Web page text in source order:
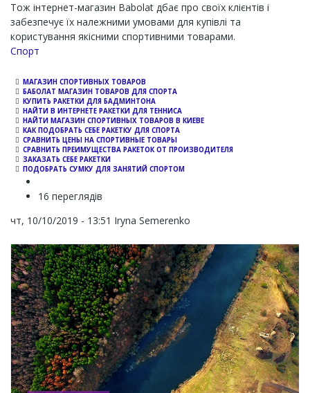
Тож інтернет-магазин Babolat дбає про своїх клієнтів і
забезпечує їх належними умовами для купівлі та
користування якісними спортивними товарами.
Channel
Спорт
МАГАЗИН СПОРТИВНЫХ ТОВАРОВ
БАБОЛАТ МАГАЗИН ТОВАРОВ ДЛЯ СПОРТА
КУПИТЬ РАКЕТКИ ДЛЯ БАДМИНТОНА
НАЙТИ В ИНТЕРНЕТЕ РАКЕТКИ ДЛЯ ТЕННИСА
НАЙТИ МАГАЗИН СПОРТИВНЫХ ТОВАРОВ В КИЕВЕ
КАК ПОДОБРАТЬ СЕБЕ РАКЕТКУ ДЛЯ СПОРТА
СРАВНИТЬ ЦЕНЫ НА СПОРТИВНЫЕ ТОВАРЫ
СРАВНИТЬ ПРЕИМУЩЕСТВА РАКЕТОК ОТ ПРОИЗВОДИТЕЛЯ
ЗАКАЗАТЬ СЕБЕ РАКЕТКИ
ПОДОБРАТЬ СУМКУ ДЛЯ ЗАНЯТИЙ СПОРТОМ
16 переглядів
чт, 10/10/2019 - 13:51 Iryna Semerenko